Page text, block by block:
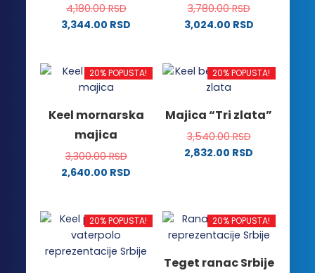
na
stranici
4,180.00RSD
3,344.00 RSD
ima
više
Opcije
mogu
biti
izabrane
proizvoda.
3,780.00RSD
3,024.00 RSD
ima
više
Opcije
mogu
biti
proizvoda.
20% POPUSTA!
Keel mornarska
majica
3,300.00RSD
2,640.00 RSD
ima
više
varijanti.
20% POPUSTA!
Majica “Tri zlata”
3,540.00RSD
2,832.00 RSD
više
varijanti.
mogu
20% POPUSTA! 20% POPUSTA!
Teget ranac Srbije